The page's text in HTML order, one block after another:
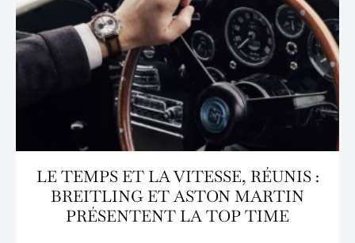
LE TEMPS ET LA VITESSE, RÉUNIS :
BREITLING ET ASTON MARTIN
PRÉSENTENT LA TOP TIME